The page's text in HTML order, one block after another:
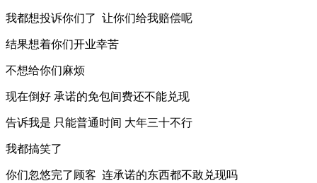
我都想投诉你们了 让你们给我赔偿呢
结果想着你们开业幸苦
不想给你们麻烦
现在倒好 承诺的免包间费还不能兑现
告诉我是 只能普通时间 大年三十不行
我都搞笑了
你们忽悠完了顾客 连承诺的东西都不敢兑现吗